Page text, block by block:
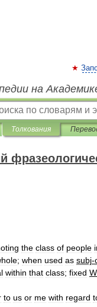
на
Толкования
the class of people
; when used as subj-
within that class; fixed
to us or me with regard